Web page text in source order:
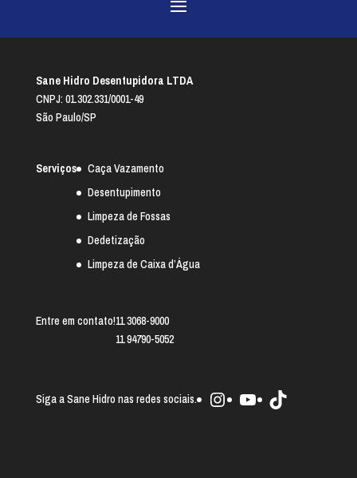
Sane Hidro Desentupidora LTDA
CNPJ: 01.302.331/0001-49
São Paulo/SP
Serviços
Caça Vazamento
Desentupimento
Limpeza de Fossas
Dedetização
Limpeza de Caixa d’Água
Entre em contato!11 3068-9000
11 94790-5052
Siga a Sane Hidro nas redes sociais. Instagram
YoutubeTikTok